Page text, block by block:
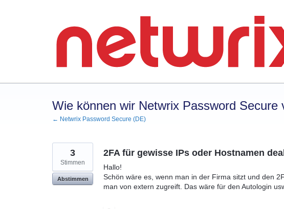
Wie können wir Netwrix Password Secure
← Netwrix Password Secure (DE)
2FA für gewisse IPs oder Hostnamen
Hallo!
Schön wäre es, wenn man in der Firma sitzt und den
man von extern zugreift. Das wäre für den Autologin
3
Stimmen
Abstimmen